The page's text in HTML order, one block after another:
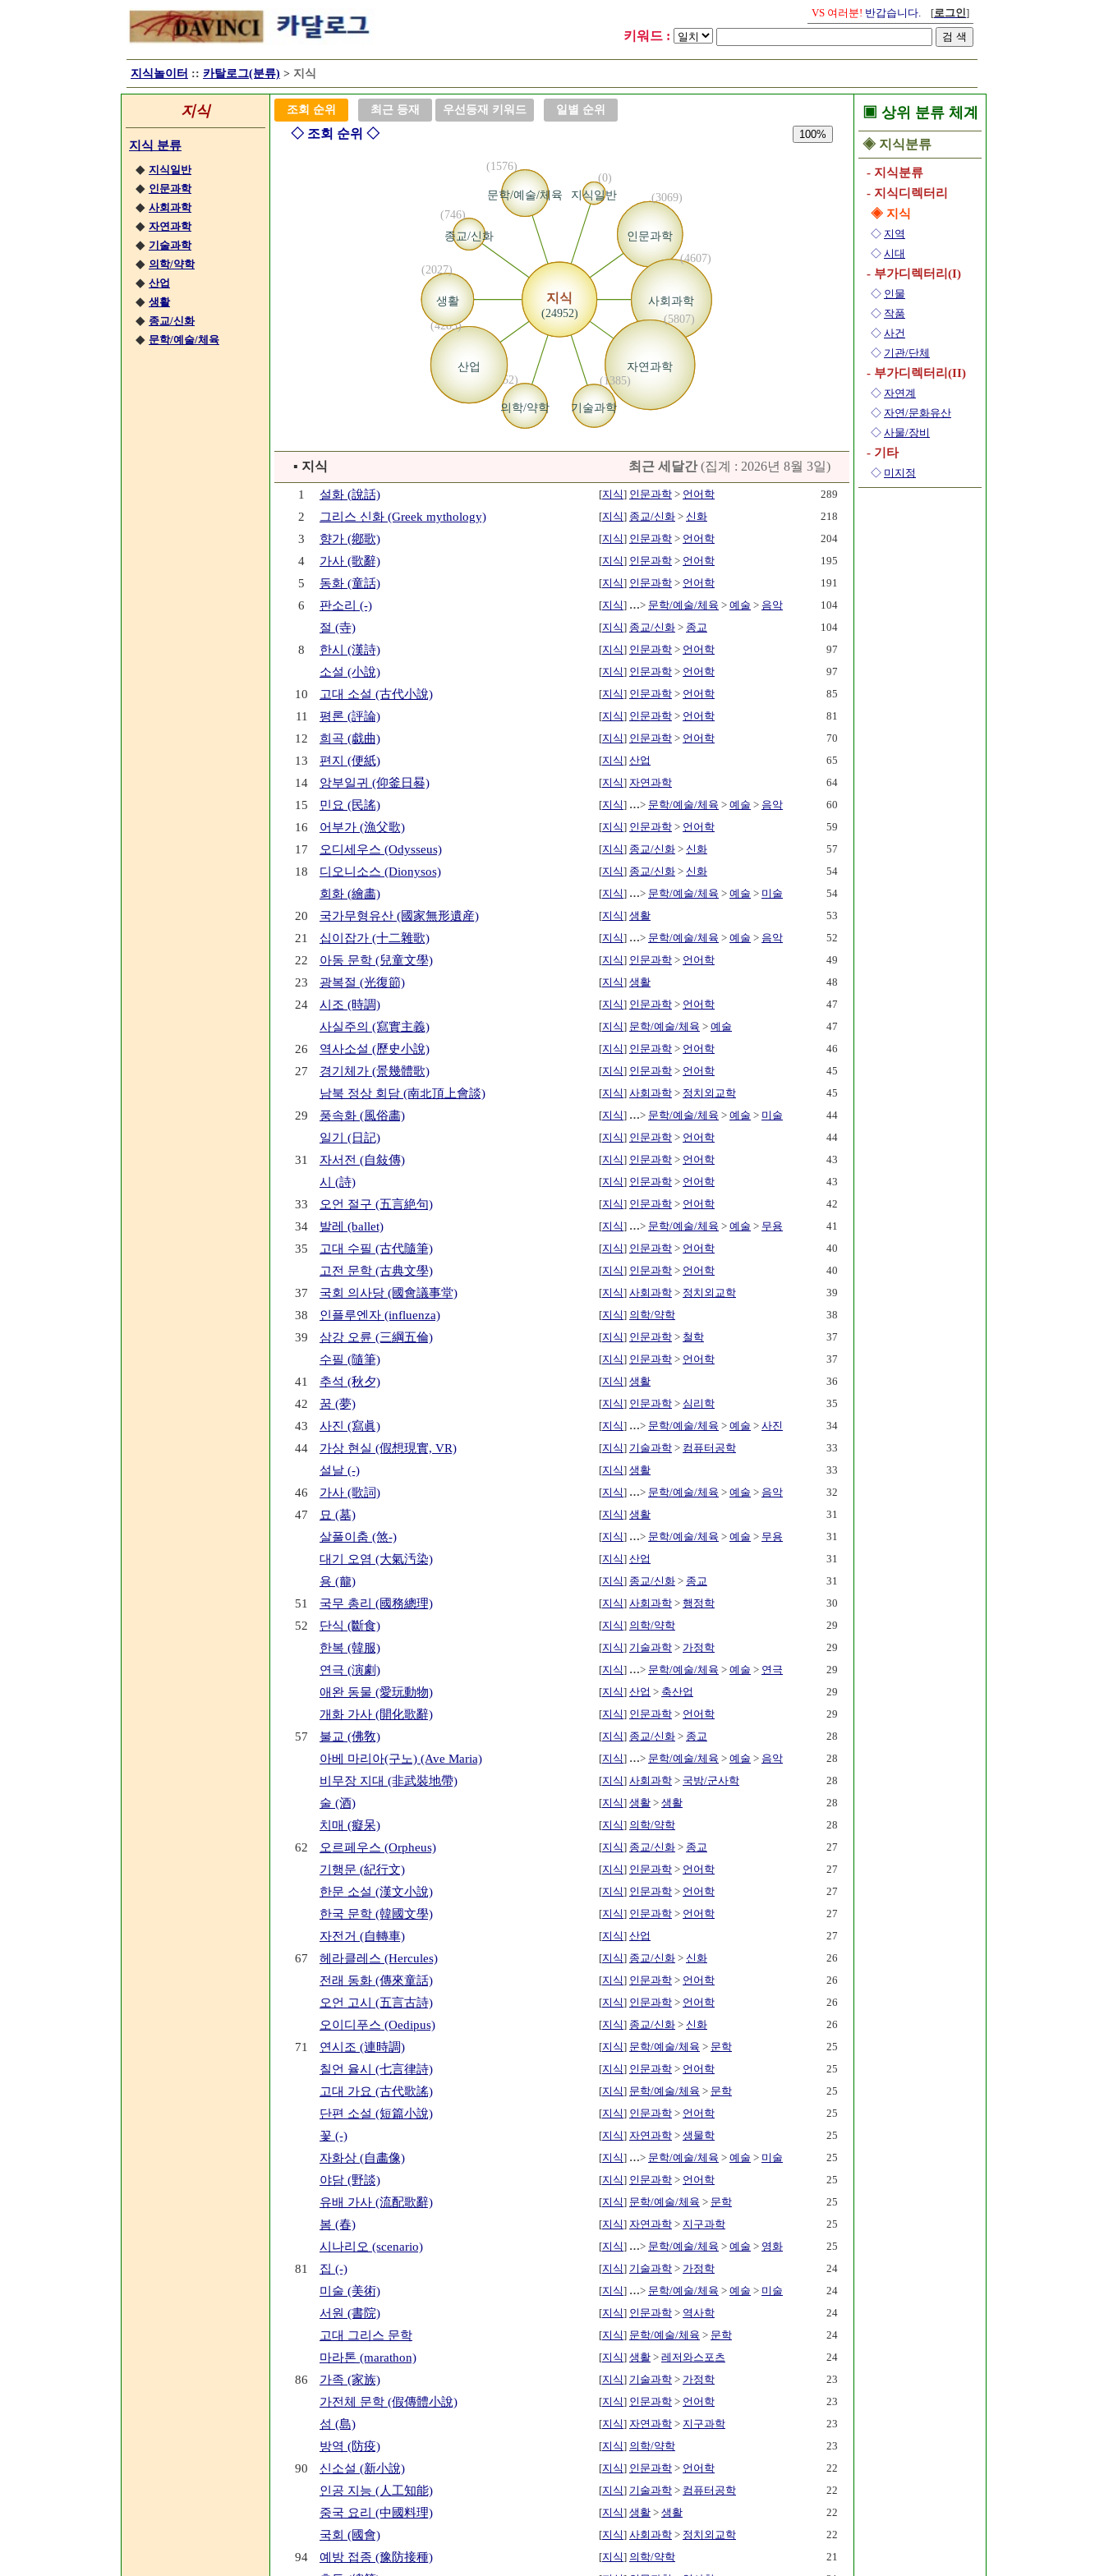
VS 여러분! 반갑습니다. [로그인]
키워드 :
지식놀이터 :: 카탈로그(분류) > 지식
지식
지식 분류
◆ 지식일반
◆ 인문과학
◆ 사회과학
◆ 자연과학
◆ 기술과학
◆ 의학/약학
◆ 산업
◆ 생활
◆ 종교/신화
◆ 문학/예술/체육
조회 순위 최근 등재 우선등재 키워드 일별 순위
◇ 조회 순위 ◇ 100%
지식
(24952)
지식일반
(0)
인문과학
(3069)
사회과학
(4607)
자연과학
(5807)
기술과학
(1385)
의학/약학
(1452)
산업
(4283)
생활
(2027)
종교/신화
(746)
문학/예술/체육
(1576)
▪ 지식 최근 세달간(집계 : 2026년 8월 3일)
1 설화 (說話) [지식] 인문과학 > 언어학 289
2 그리스 신화 (Greek mythology) [지식] 종교/신화 > 신화 218
3 향가 (鄕歌) [지식] 인문과학 > 언어학 204
4 가사 (歌辭) [지식] 인문과학 > 언어학 195
5 동화 (童話) [지식] 인문과학 > 언어학 191
6 판소리 (-) [지식] …> 문학/예술/체육 > 예술 > 음악 104
절 (寺) [지식] 종교/신화 > 종교 104
8 한시 (漢詩) [지식] 인문과학 > 언어학 97
소설 (小說) [지식] 인문과학 > 언어학 97
10 고대 소설 (古代小說) [지식] 인문과학 > 언어학 85
11 평론 (評論) [지식] 인문과학 > 언어학 81
12 희곡 (戱曲) [지식] 인문과학 > 언어학 70
13 편지 (便紙) [지식] 산업 65
14 앙부일귀 (仰釜日晷) [지식] 자연과학 64
15 민요 (民謠) [지식] …> 문학/예술/체육 > 예술 > 음악 60
16 어부가 (漁父歌) [지식] 인문과학 > 언어학 59
17 오디세우스 (Odysseus) [지식] 종교/신화 > 신화 57
18 디오니소스 (Dionysos) [지식] 종교/신화 > 신화 54
회화 (繪畵) [지식] …> 문학/예술/체육 > 예술 > 미술 54
20 국가무형유산 (國家無形遺産) [지식] 생활 53
21 십이잡가 (十二雜歌) [지식] …> 문학/예술/체육 > 예술 > 음악 52
22 아동 문학 (兒童文學) [지식] 인문과학 > 언어학 49
23 광복절 (光復節) [지식] 생활 48
24 시조 (時調) [지식] 인문과학 > 언어학 47
사실주의 (寫實主義) [지식] 문학/예술/체육 > 예술 47
26 역사소설 (歷史小說) [지식] 인문과학 > 언어학 46
27 경기체가 (景幾體歌) [지식] 인문과학 > 언어학 45
남북 정상 회담 (南北頂上會談) [지식] 사회과학 > 정치외교학 45
29 풍속화 (風俗畵) [지식] …> 문학/예술/체육 > 예술 > 미술 44
일기 (日記) [지식] 인문과학 > 언어학 44
31 자서전 (自敍傳) [지식] 인문과학 > 언어학 43
시 (詩) [지식] 인문과학 > 언어학 43
33 오언 절구 (五言絶句) [지식] 인문과학 > 언어학 42
34 발레 (ballet) [지식] …> 문학/예술/체육 > 예술 > 무용 41
35 고대 수필 (古代隨筆) [지식] 인문과학 > 언어학 40
고전 문학 (古典文學) [지식] 인문과학 > 언어학 40
37 국회 의사당 (國會議事堂) [지식] 사회과학 > 정치외교학 39
38 인플루엔자 (influenza) [지식] 의학/약학 38
39 삼강 오륜 (三綱五倫) [지식] 인문과학 > 철학 37
수필 (隨筆) [지식] 인문과학 > 언어학 37
41 추석 (秋夕) [지식] 생활 36
42 꿈 (夢) [지식] 인문과학 > 심리학 35
43 사진 (寫眞) [지식] …> 문학/예술/체육 > 예술 > 사진 34
44 가상 현실 (假想現實, VR) [지식] 기술과학 > 컴퓨터공학 33
설날 (-) [지식] 생활 33
46 가사 (歌詞) [지식] …> 문학/예술/체육 > 예술 > 음악 32
47 묘 (墓) [지식] 생활 31
살풀이춤 (煞-) [지식] …> 문학/예술/체육 > 예술 > 무용 31
대기 오염 (大氣汚染) [지식] 산업 31
용 (龍) [지식] 종교/신화 > 종교 31
51 국무 총리 (國務總理) [지식] 사회과학 > 행정학 30
52 단식 (斷食) [지식] 의학/약학 29
한복 (韓服) [지식] 기술과학 > 가정학 29
연극 (演劇) [지식] …> 문학/예술/체육 > 예술 > 연극 29
애완 동물 (愛玩動物) [지식] 산업 > 축산업 29
개화 가사 (開化歌辭) [지식] 인문과학 > 언어학 29
57 불교 (佛敎) [지식] 종교/신화 > 종교 28
아베 마리아(구노) (Ave Maria) [지식] …> 문학/예술/체육 > 예술 > 음악 28
비무장 지대 (非武裝地帶) [지식] 사회과학 > 국방/군사학 28
술 (酒) [지식] 생활 > 생활 28
치매 (癡呆) [지식] 의학/약학 28
62 오르페우스 (Orpheus) [지식] 종교/신화 > 종교 27
기행문 (紀行文) [지식] 인문과학 > 언어학 27
한문 소설 (漢文小說) [지식] 인문과학 > 언어학 27
한국 문학 (韓國文學) [지식] 인문과학 > 언어학 27
자전거 (自轉車) [지식] 산업 27
67 헤라클레스 (Hercules) [지식] 종교/신화 > 신화 26
전래 동화 (傳來童話) [지식] 인문과학 > 언어학 26
오언 고시 (五言古詩) [지식] 인문과학 > 언어학 26
오이디푸스 (Oedipus) [지식] 종교/신화 > 신화 26
71 연시조 (連時調) [지식] 문학/예술/체육 > 문학 25
칠언 율시 (七言律詩) [지식] 인문과학 > 언어학 25
고대 가요 (古代歌謠) [지식] 문학/예술/체육 > 문학 25
단편 소설 (短篇小說) [지식] 인문과학 > 언어학 25
꽃 (-) [지식] 자연과학 > 생물학 25
자화상 (自畵像) [지식] …> 문학/예술/체육 > 예술 > 미술 25
야담 (野談) [지식] 인문과학 > 언어학 25
유배 가사 (流配歌辭) [지식] 문학/예술/체육 > 문학 25
봄 (春) [지식] 자연과학 > 지구과학 25
시나리오 (scenario) [지식] …> 문학/예술/체육 > 예술 > 영화 25
81 집 (-) [지식] 기술과학 > 가정학 24
미술 (美術) [지식] …> 문학/예술/체육 > 예술 > 미술 24
서원 (書院) [지식] 인문과학 > 역사학 24
고대 그리스 문학 [지식] 문학/예술/체육 > 문학 24
마라톤 (marathon) [지식] 생활 > 레저와스포츠 24
86 가족 (家族) [지식] 기술과학 > 가정학 23
가전체 문학 (假傳體小說) [지식] 인문과학 > 언어학 23
섬 (島) [지식] 자연과학 > 지구과학 23
방역 (防疫) [지식] 의학/약학 23
90 신소설 (新小說) [지식] 인문과학 > 언어학 22
인공 지능 (人工知能) [지식] 기술과학 > 컴퓨터공학 22
중국 요리 (中國料理) [지식] 생활 > 생활 22
국회 (國會) [지식] 사회과학 > 정치외교학 22
94 예방 접종 (豫防接種) [지식] 의학/약학 21
▣ 상위 분류 체계
◈ 지식분류
- 지식분류
- 지식디렉터리
◈ 지식
◇ 지역
◇ 시대
- 부가디렉터리(I)
◇ 인물
◇ 작품
◇ 사건
◇ 기관/단체
- 부가디렉터리(II)
◇ 자연계
◇ 자연/문화유산
◇ 사물/장비
- 기타
◇ 미지정